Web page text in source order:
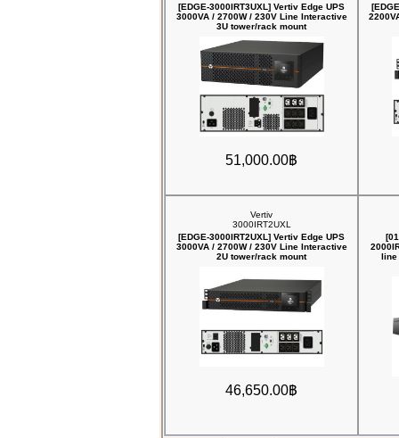
[EDGE-3000IRT3UXL] Vertiv Edge UPS
3000VA / 2700W / 230V Line Interactive
3U tower/rack mount
51,000.00฿
Vertiv
3000IRT2UXL
[EDGE-3000IRT2UXL] Vertiv Edge UPS
3000VA / 2700W / 230V Line Interactive
2U tower/rack mount
46,650.00฿
line